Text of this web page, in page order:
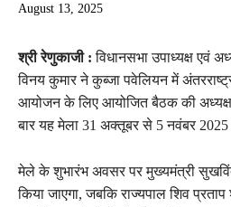
August 13, 2025
श्री रेणुकाजी : विधानसभा उपाध्यक्ष एवं
विनय कुमार ने कुब्जा पवेलियन में
आयोजन के लिए आयोजित बैठक की
बार यह मेला 31 अक्तूबर से 5 नवंबर 2025
मेले के शुभारंभ अवसर पर मुख्यमंत्री
किया जाएगा, जबकि राज्यपाल शिव